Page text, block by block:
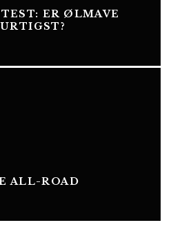
ER ØLMAVE
ALL-ROAD